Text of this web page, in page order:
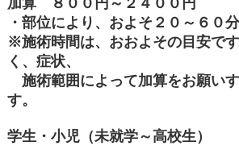
・部位により、およそ２０～６０
※施術時間は、おおよその目安で
く、症状、
施術範囲によって加算をお願い
す。
学生・小児（未就学～高校生）